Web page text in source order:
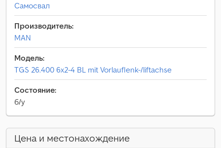
Самосвал
Производитель:
MAN
Модель:
TGS 26.400 6x2-4 BL mit Vorlauflenk-/liftachse
Состояние:
б/у
Цена и местонахождение